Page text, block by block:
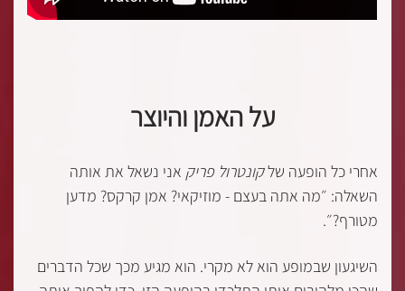
על האמן והיוצר
אחרי כל הופעה שלקונטרול פריק אני נשאל את אותה
השאלה: ״מה אתה בעצם - מוזיקאי? אמן קרקס? מדען
מטורף?״.
השיגעון שבמופע הוא לא מקרי. הוא מגיע מכך שכל הדברים